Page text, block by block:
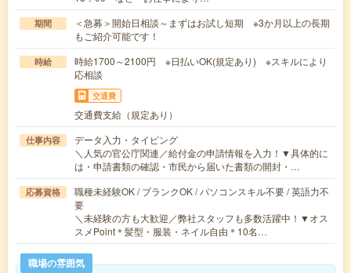
期間
＜急募＞開始日相談～まずはお試し短期 ※3か月以上の長期
もご紹介可能です！
時給
時給1700～2100円 ※日払いOK(規定あり) ※スキルにより
応相談
交通費
交通費支給（規定あり）
仕事内容
データ入力・タイピング
＼人気の官公庁関連／給付金の申請情報を入力！▼具体的に
は・申請書類の確認・市民から届いた書類の開封・…
応募資格
職種未経験OK / ブランクOK / パソコンスキル不要 / 英語力不
要
＼未経験の方も大歓迎／弊社スタッフも多数活躍中！▼オス
スメPoint＊髪型・服装・ネイル自由＊10名…
職場の雰囲気